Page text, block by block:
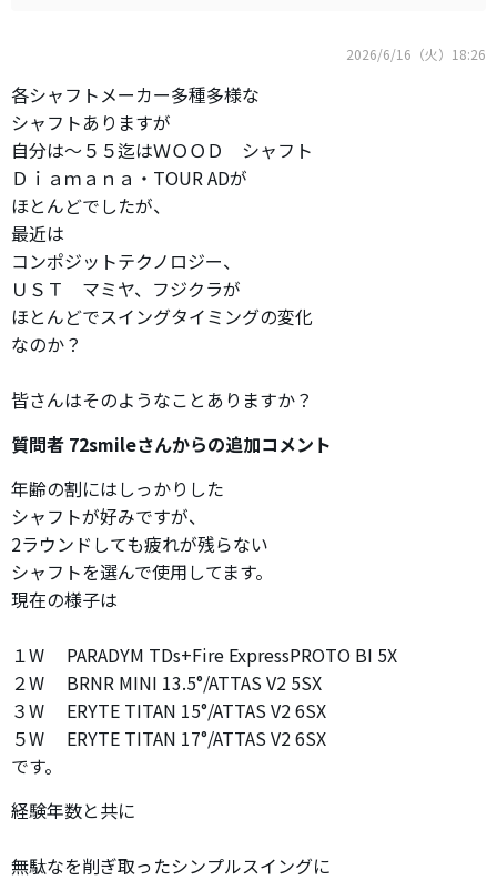
2026/6/16（火）18:26
各シャフトメーカー多種多様な
シャフトありますが
自分は～５５迄はＷＯＯＤ シャフト
Ｄｉａｍａｎａ・TOUR ADが
ほとんどでしたが、
最近は
コンポジットテクノロジー、
ＵＳＴ マミヤ、フジクラが
ほとんどでスイングタイミングの変化
なのか？
皆さんはそのようなことありますか？
質問者 72smileさんからの追加コメント
年齢の割にはしっかりした
シャフトが好みですが、
2ラウンドしても疲れが残らない
シャフトを選んで使用してます。
現在の様子は
１W PARADYM TDs+Fire ExpressPROTO BI 5X
２W BRNR MINI 13.5°/ATTAS V2 5SX
３W ERYTE TITAN 15°/ATTAS V2 6SX
５W ERYTE TITAN 17°/ATTAS V2 6SX
です。
経験年数と共に
無駄なを削ぎ取ったシンプルスイングに